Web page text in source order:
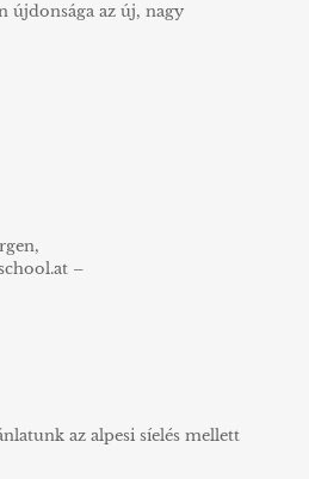
újdonsága az új, nagy
–
az alpesi síelés mellett